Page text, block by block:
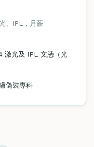
、IPL，月薪
光及 IPL 文憑（光
偽裝專科